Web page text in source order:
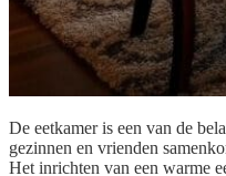
De eetkamer is een van de
gezinnen en vrienden
Het inrichten van een warme